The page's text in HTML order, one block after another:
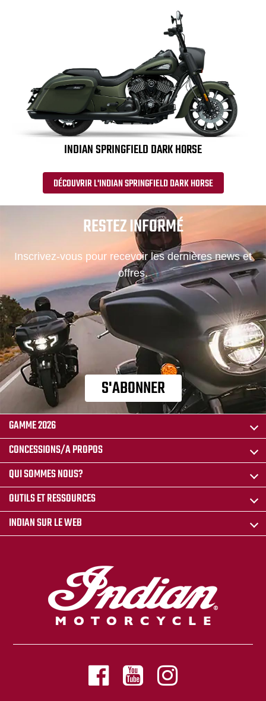
INDIAN SPRINGFIELD DARK HORSE
DÉCOUVRIR L'INDIAN SPRINGFIELD DARK HORSE
RESTEZ INFORMÉ
Inscrivez-vous pour recevoir les dernières news et
offres.
S'ABONNER
GAMME 2026
CONCESSIONS/A PROPOS
QUI SOMMES NOUS?
OUTILS ET RESSOURCES
INDIAN SUR LE WEB